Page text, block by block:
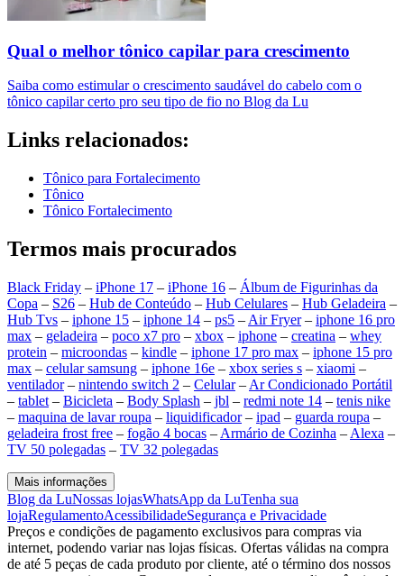
Qual o melhor tônico capilar para crescimento
Saiba como estimular o crescimento saudável do cabelo com o
tônico capilar certo pro seu tipo de fio no Blog da Lu
Links relacionados:
Tônico para Fortalecimento
Tônico
Tônico Fortalecimento
Termos mais procurados
Black Friday – iPhone 17 – iPhone 16 – Álbum de Figurinhas da
Copa – S26 – Hub de Conteúdo – Hub Celulares – Hub Geladeira –
Hub Tvs – iphone 15 – iphone 14 – ps5 – Air Fryer– iphone 16 pro
max – geladeira – poco x7 pro – xbox – iphone – creatina – whey
protein – microondas – kindle – iphone 17 pro max – iphone 15 pro
max – celular samsung – iphone 16e – xbox series s – xiaomi –
ventilador– nintendo switch 2 – Celular– Ar Condicionado Portátil
– tablet – Bicicleta – Body Splash – jbl – redmi note 14 – tenis nike
– maquina de lavar roupa – liquidificador– ipad – guarda roupa –
geladeira frost free – fogão 4 bocas – Armário de Cozinha – Alexa –
TV 50 polegadas – TV 32 polegadas
Mais informações
Blog da LuNossas lojasWhatsApp da LuTenha sua
lojaRegulamentoAcessibilidadeSegurança e Privacidade
Preços e condições de pagamento exclusivos para compras via
internet, podendo variar nas lojas físicas. Ofertas válidas na compra
de até 5 peças de cada produto por cliente, até o término dos nossos